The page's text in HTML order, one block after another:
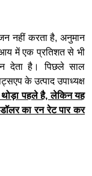
नहीं करता है, अनुमान
आय में एक प्रतिशत से भी
देता है। पिछले साल
के उत्पाद उपाध्यक्ष
पहले है, लेकिन यह
का रन रेट पार कर